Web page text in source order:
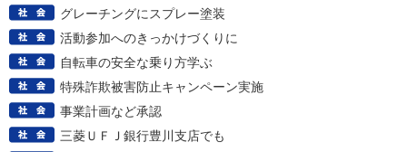
グレーチングにスプレー塗装
活動参加へのきっかけづくりに
自転車の安全な乗り方学ぶ
特殊詐欺被害防止キャンペーン実施
事業計画など承認
三菱ＵＦＪ銀行豊川支店でも